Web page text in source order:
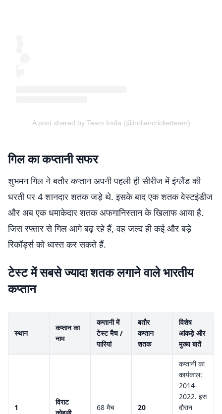
A post shared by Team India (@indiancricketteam)
गिल का कप्तानी सफर
शुभमन गिल ने बतौर कप्तान अपनी पहली ही सीरीज में इंग्लैंड की
धरती पर 4 शानदार शतक जड़े थे. इसके बाद एक शतक वेस्टइंडीज
और अब एक धमाकेदार शतक अफगानिस्तान के खिलाफ आया है.
जिस रफ्तार से गिल आगे बढ़ रहे हैं, वह जल्द ही कई और बड़े
रिकॉर्ड्स को ध्वस्त कर सकते हैं.
टेस्ट में सबसे ज्यादा शतक लगाने वाले भारतीय
कप्तान
स्थान
कप्तान का
नाम
कप्तानी में
टेस्ट मैच /
पारियां
बतौर
कप्तान
शतक
विशेष
आंकड़े और
मुख्य बातें
1
विराट
68 मैच 20
कप्तानी का
कार्यकाल:
2014-
2022. इस
दौरान